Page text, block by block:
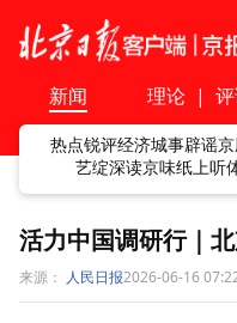
新闻 理论 |
热点锐评经济城事辟谣
艺绽深读京味纸上听
活力中国调研行｜
来源： 人民日报2026-06-16